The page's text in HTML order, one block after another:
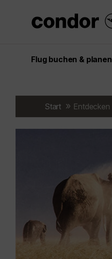
Flug buchen & planen
Start Entdecken